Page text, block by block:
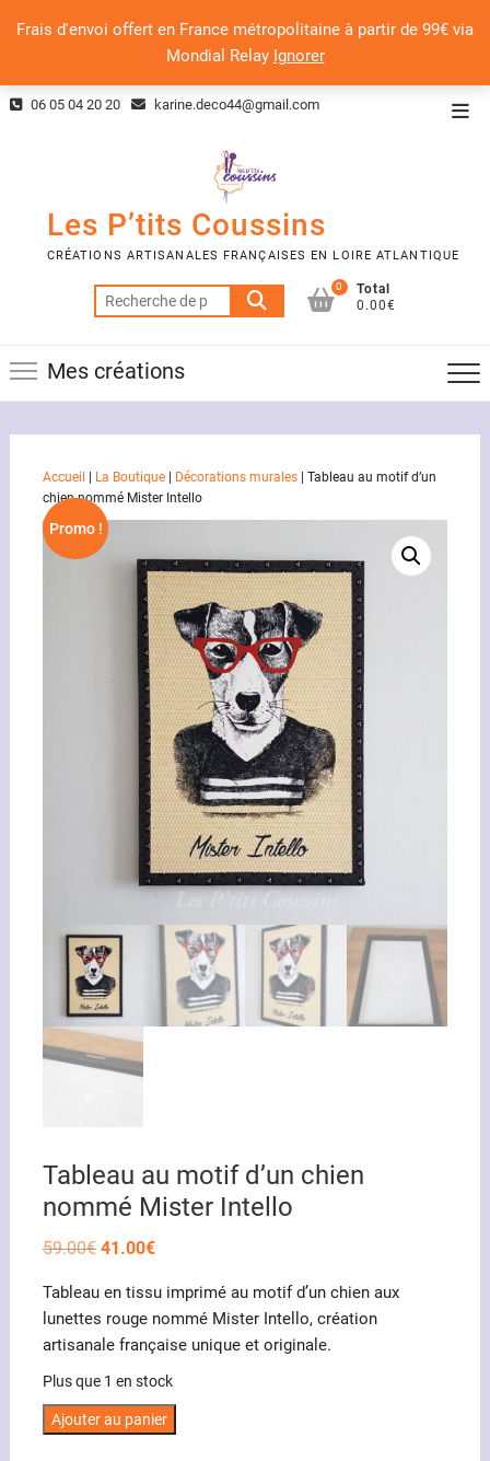
Frais d'envoi offert en France métropolitaine à partir de 99€ via
Mondial Relay Ignorer
Skip 06 05 04 20 20 karine.deco44@gmail.com
Les P’tits Coussins
CRÉATIONS ARTISANALES FRANÇAISES EN LOIRE ATLANTIQUE
Recherche
pour :
0
Total
0.00€
Mes créations
Accueil La Boutique| Décorations murales| Tableau au motif d’un
chien nommé Mister Intello
Promo !
Tableau au motif d’un chien
nommé Mister Intello
59.00€ Le
était :
59.00€.
41.00€Le
est :
41.00€.
Tableau en tissu imprimé au motif d’un chien aux
lunettes rouge nommé Mister Intello, création
artisanale française unique et originale.
Plus que 1 en stock
quantité
Ajouter au panier